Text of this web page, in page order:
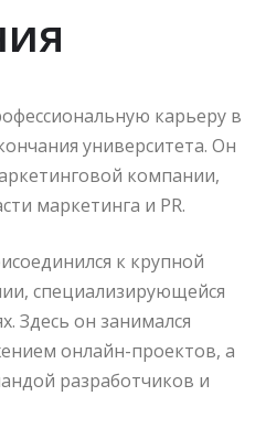
карьеру в
университета. Он
компании,
маркетинга и PR.
к крупной
специализирующейся
Здесь он занимался
онлайн-проектов, а
разработчиков и